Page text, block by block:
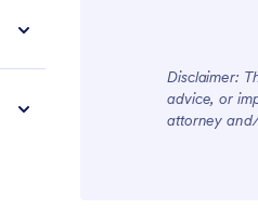
Disclaimer:
advice, or
attorney